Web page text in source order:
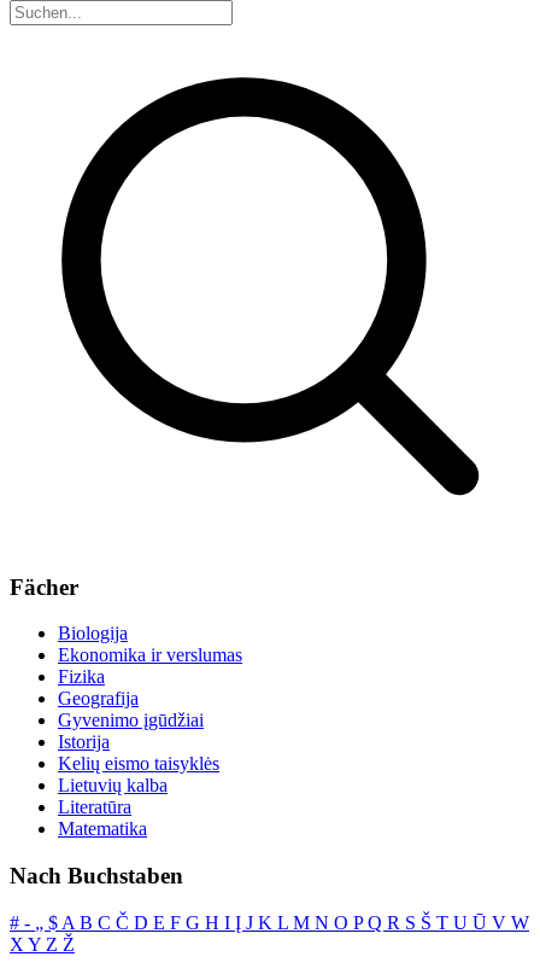
Fächer
Biologija
Ekonomika ir verslumas
Fizika
Geografija
Gyvenimo įgūdžiai
Istorija
Kelių eismo taisyklės
Lietuvių kalba
Literatūra
Matematika
Nach Buchstaben
# ‐ „ $ A B C Č D E F G H I Į J K L M N O PQ R S Š T U Ū V W
X Y Z Ž